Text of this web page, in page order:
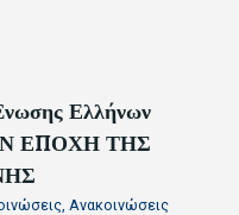
Ελλήνων
ΕΠΟΧΗ ΤΗΣ
Ανακοινώσεις